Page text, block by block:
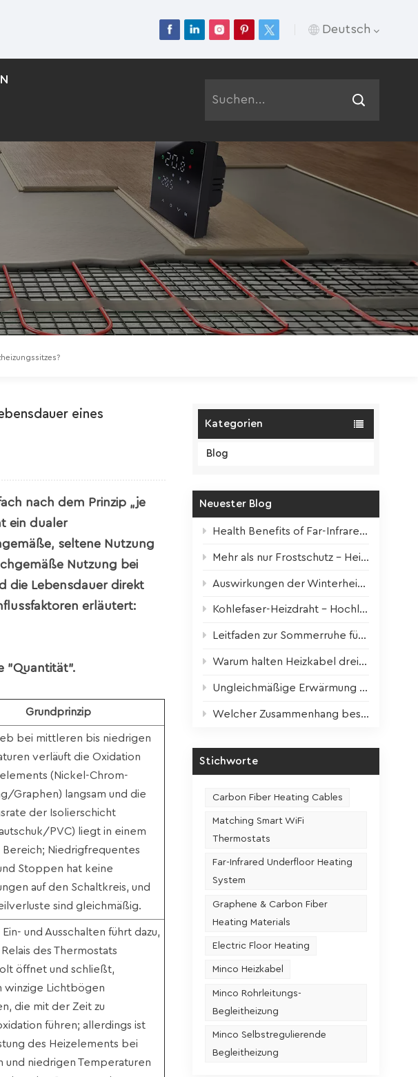
Deutsch
Русский
Español
Português
Polski
Kategorien
Blog
Neuester Blog
Health Benefits of Far-Infrared Underfloor Heating
Mehr als nur Frostschutz – Heizbänder für alle Jahreszeiten
Auswirkungen der Winterheizung auf Zimmerpflanzen + Überlebenstipps
Kohlefaser-Heizdraht – Hochleistungskern für moderne elektrische Fußbodenheizung
Leitfaden zur Sommerruhe für Heizgeräte: Wissenschaftliche Wartung für optimale Leistung im nächsten Winter
Warum halten Heizkabel dreimal länger? Der entscheidende Faktor ist enthüllt!
Ungleichmäßige Erwärmung der Heizfolie? Ein Schritt zur Lösung!
Welcher Zusammenhang besteht zwischen der Nutzungshäufigkeit und der Lebensdauer eines Sitzheizungssitzes?
Stichworte
Carbon Fiber Heating Cables
Matching Smart WiFi
Thermostats
Far-Infrared Underfloor Heating
System
Graphene & Carbon Fiber
Heating Materials
Electric Floor Heating
Minco Heizkabel
Minco Rohrleitungs-
Begleitheizung
Minco Selbstregulierende
Begleitheizung
eines
nach dem Prinzip „je
ein dualer
seltene Nutzung
Nutzung bei
die Lebensdauer direkt
erläutert:
"Quantität".
Grundprinzip
bei mittleren bis niedrigen
verläuft die Oxidation
(Nickel-Chrom-
Graphen) langsam und die
der Isolierschicht
PVC) liegt in einem
Bereich; Niedrigfrequentes
Stoppen hat keine
auf den Schaltkreis, und
sind gleichmäßig.
Ein- und Ausschalten führt dazu,
Relais des Thermostats
öffnet und schließt,
winzige Lichtbögen
die mit der Zeit zu
führen; allerdings ist
des Heizelements bei
und niedrigen Temperaturen